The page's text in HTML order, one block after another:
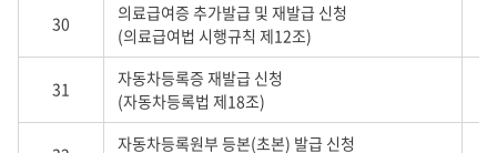
30
의료급여증 추가발급 및 재발급 신청
(의료급여법 시행규칙 제12조)
31
자동차등록증 재발급 신청
(자동차등록법 제18조)
자동차등록원부 등본(초본) 발급 신청